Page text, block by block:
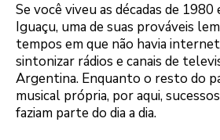
Se você viveu as décadas de
Iguaçu, uma de suas prováveis
tempos em que não havia
sintonizar rádios e canais de
Argentina. Enquanto o resto do
musical própria, por aqui,
faziam parte do dia a dia.